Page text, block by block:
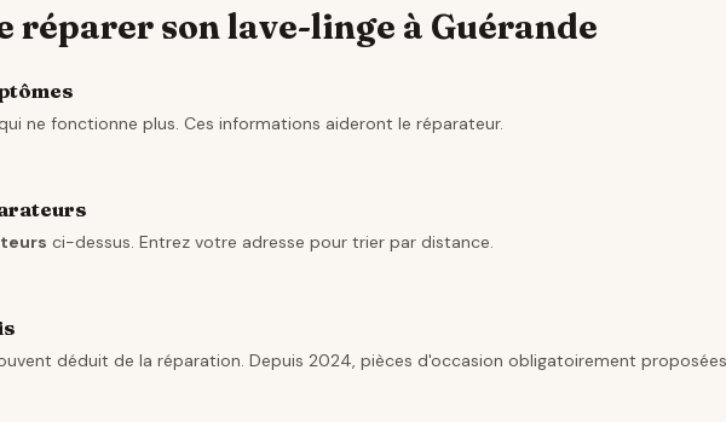
réparer son lave-linge à Guérande
ne fonctionne plus. Ces informations aideront le réparateur.
ci-dessus. Entrez votre adresse pour trier par distance.
déduit de la réparation. Depuis 2024, pièces d'occasion obligatoirement